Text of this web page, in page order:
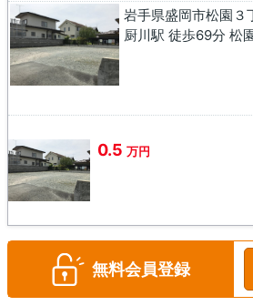
岩手県盛岡市松園３
0.5 万円
無料会員登録